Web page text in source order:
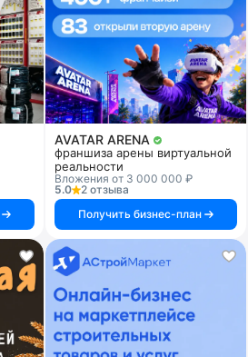
AVATAR ARENA
франшиза арены виртуальной
реальности
Вложения от 3 000 000 ₽
5.0
2 отзыва
Получить бизнес-план